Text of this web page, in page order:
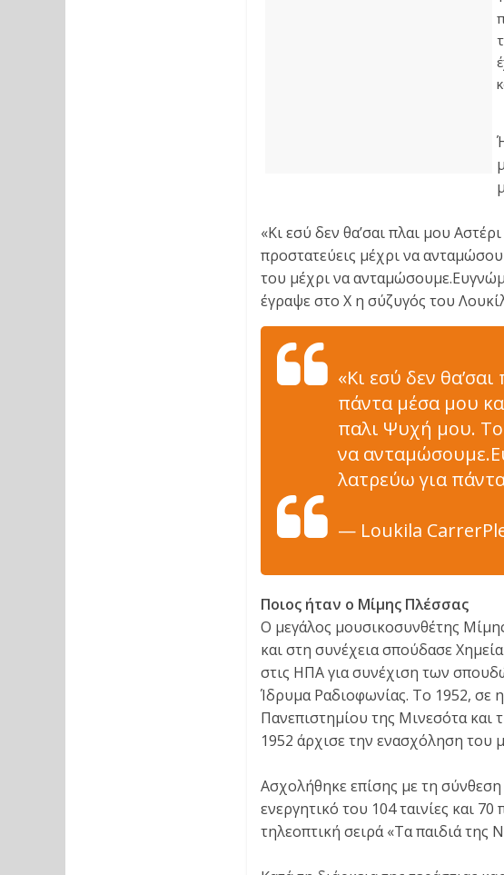
«Κι εσύ δεν θα’σαι πλαι μου
προστατεύεις μέχρι να
του μέχρι να
έγραψε στο Χ η σύζυγός του
«Κι εσύ δεν
πάντα μέσα μου
παλι Ψυχή μου. Το
να
λατρεύω για
— Loukila
Ποιος ήταν ο Μίμης Πλέσσας
Ο μεγάλος μουσικοσυνθέτης
και στη συνέχεια σπούδασε
στις ΗΠΑ για συνέχιση των
Ίδρυμα Ραδιοφωνίας. Το 1952, σε
Πανεπιστημίου της Μινεσότα και
1952 άρχισε την ενασχόληση του
Ασχολήθηκε επίσης με τη σύνθεση
ενεργητικό του 104 ταινίες και
τηλεοπτική σειρά «Τα παιδιά της